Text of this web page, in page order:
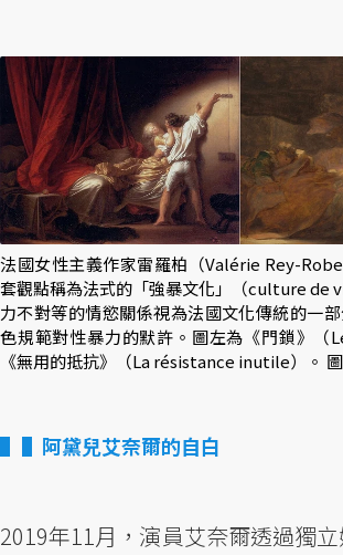
法國女性主義作家雷羅柏（Valérie Rey-
套觀點稱為法式的「強暴文化」（culture
力不對等的情慾關係視為法國文化傳統的一
色規範對性暴力的默許。圖左為《門鎖》（
《無用的抵抗》（La résistance inutile）。
▌阿黛兒艾奈爾的自白
2019年11月，演員艾奈爾透過獨立